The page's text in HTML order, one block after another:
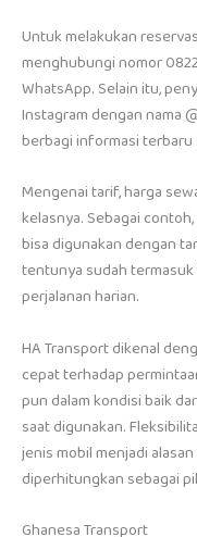
Untuk melakukan
menghubungi nomor
WhatsApp. Selain itu,
Instagram dengan nama
berbagi informasi
Mengenai tarif, harga
kelasnya. Sebagai
bisa digunakan dengan
tentunya sudah
perjalanan harian.
HA Transport dikenal
cepat terhadap
pun dalam kondisi baik
saat digunakan.
jenis mobil menjadi
diperhitungkan sebagai
Ghanesa Transport